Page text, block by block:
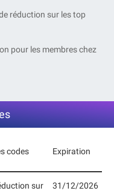
réduction sur les top
pour les membres chez
codes
Expiration
sur
31/12/2026